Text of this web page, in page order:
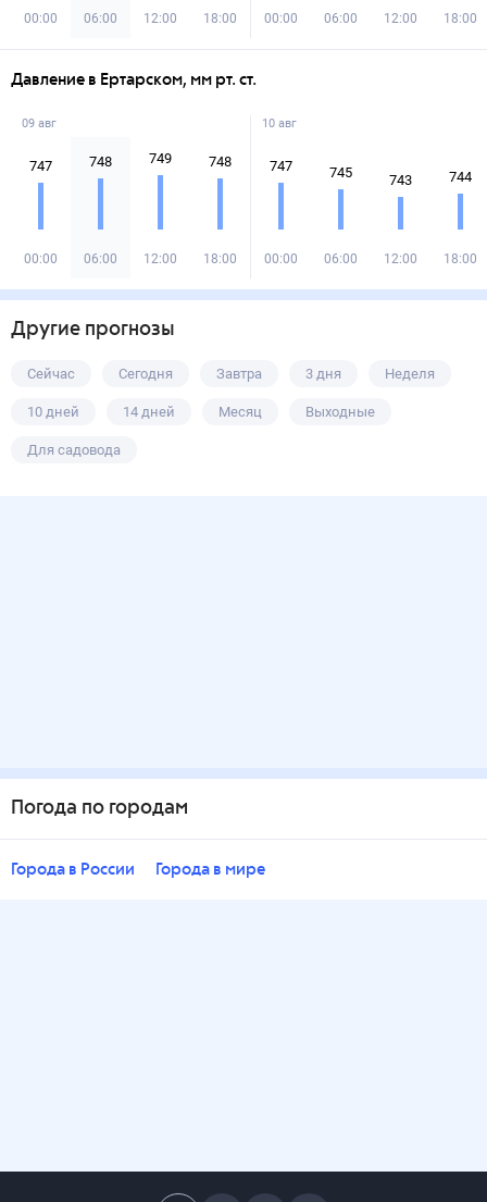
00:00 06:00 12:00 18:00 00:00 06:00 12:00 18:00
Давление в Ертарском, мм рт. ст.
09 авг
747
00:00
748
06:00
749
12:00
748
18:00
10 авг
747
00:00
745
06:00
743
12:00
744
18:00
Другие прогнозы
Сейчас Сегодня Завтра 3 дня Неделя
10 дней 14 дней Месяц Выходные
Для садовода
Погода по городам
Города в России Города в мире